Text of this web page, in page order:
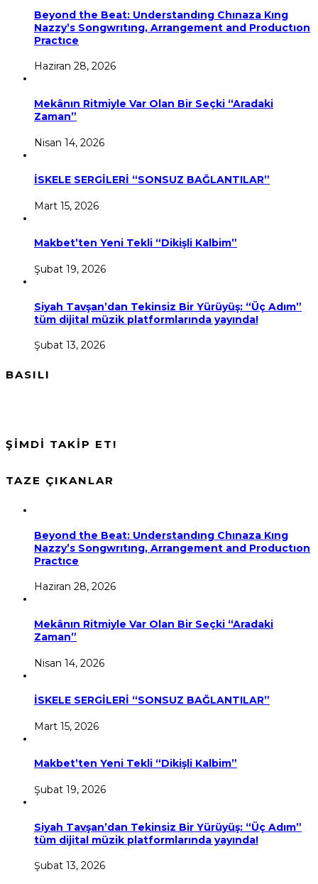
Beyond the Beat: Understandıng Chınaza Kıng
Nazzy’s Songwrıtıng, Arrangement and Productıon
Practıce
Haziran 28, 2026
Mekânın Ritmiyle Var Olan Bir Seçki “Aradaki
Zaman”
Nisan 14, 2026
İSKELE SERGİLERİ “SONSUZ BAĞLANTILAR”
Mart 15, 2026
Makbet’ten Yeni Tekli “Dikişli Kalbim”
Şubat 19, 2026
Siyah Tavşan’dan Tekinsiz Bir Yürüyüş: “Üç Adım”
tüm dijital müzik platformlarında yayında!
Şubat 13, 2026
BASILI
ŞİMDİ TAKİP ET!
TAZE ÇIKANLAR
Beyond the Beat: Understandıng Chınaza Kıng
Nazzy’s Songwrıtıng, Arrangement and Productıon
Practıce
Haziran 28, 2026
Mekânın Ritmiyle Var Olan Bir Seçki “Aradaki
Zaman”
Nisan 14, 2026
İSKELE SERGİLERİ “SONSUZ BAĞLANTILAR”
Mart 15, 2026
Makbet’ten Yeni Tekli “Dikişli Kalbim”
Şubat 19, 2026
Siyah Tavşan’dan Tekinsiz Bir Yürüyüş: “Üç Adım”
tüm dijital müzik platformlarında yayında!
Şubat 13, 2026